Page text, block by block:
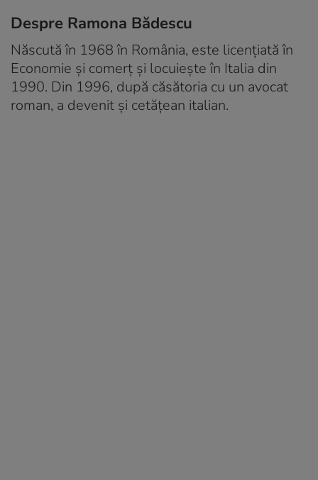
Despre Ramona Bădescu
Născută în 1968 în România, este licențiată în
Economie și comerț și locuiește în Italia din
1990. Din 1996, după căsătoria cu un avocat
roman, a devenit și cetățean italian.